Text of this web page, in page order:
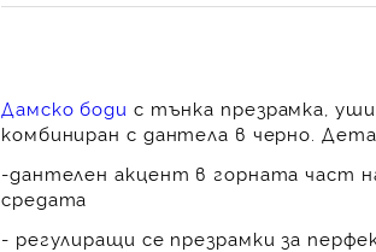
Дамско боди с тънка презрамка ,
комбиниран с дантела в черно.
-дантелен акцент в горната част
средата
- регулиращи се презрамки за